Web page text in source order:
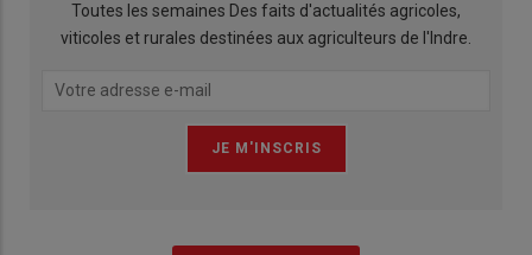
Toutes les semaines Des faits d'actualités agricoles,
viticoles et rurales destinées aux agriculteurs de l'Indre.